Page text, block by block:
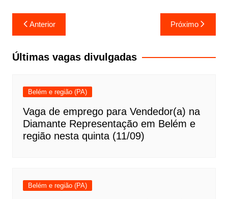
Navegação
de
Post
Anterior Próximo
Últimas vagas divulgadas
Belém e região (PA)
Vaga de emprego para Vendedor(a) na
Diamante Representação em Belém e
região nesta quinta (11/09)
Belém e região (PA)